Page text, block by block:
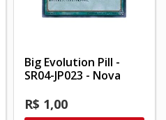
Big Evolution Pill -
SR04-JP023 - Nova
R$ 1,00